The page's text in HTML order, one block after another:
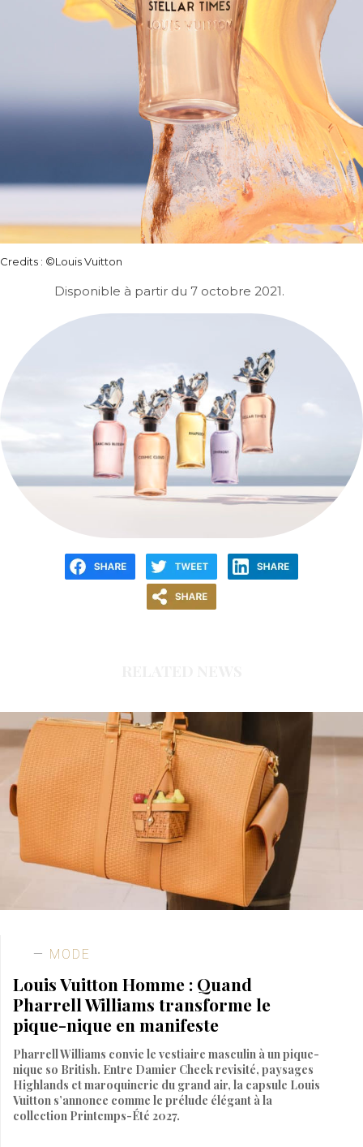
Credits : ©Louis Vuitton
Disponible à partir du 7 octobre 2021.
MODE
Louis Vuitton Homme : Quand
Pharrell Williams transforme le
pique-nique en manifeste
Pharrell Williams convie le vestiaire masculin à un pique-
nique so British. Entre Damier Check revisité, paysages
Highlands et maroquinerie du grand air, la capsule Louis
Vuitton s’annonce comme le prélude élégant à la
collection Printemps-Été 2027.